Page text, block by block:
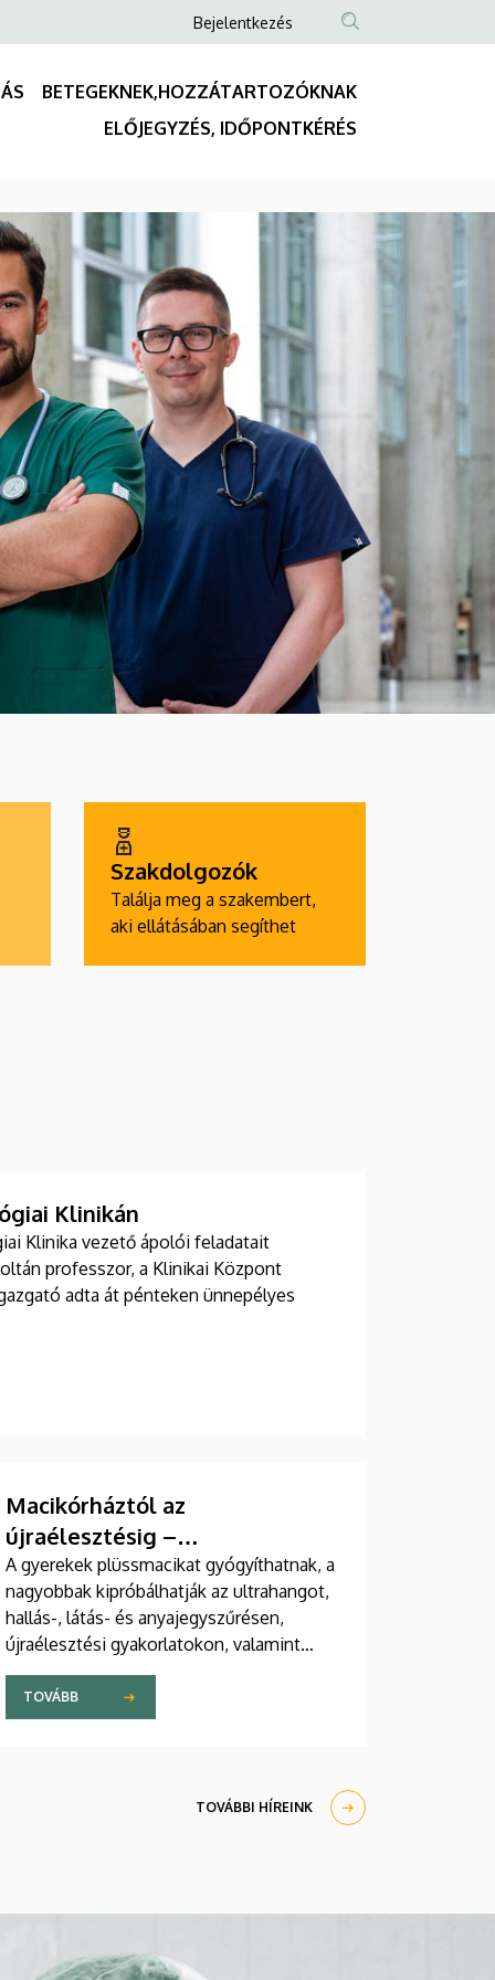
Anonim
fiók
menüje
Bejelentkezés
BETEGEKNEK,HOZZÁTARTOZÓKNAK
ELŐJEGYZÉS, IDŐPONTKÉRÉS
Szakdolgozók
Találja meg a szakembert,
aki ellátásában segíthet
Klinikán
Klinika vezető ápolói feladatait
professzor, a Klinikai Központ
adta át pénteken ünnepélyes
Macikórháztól az
újraélesztésig –
egészségprogramok a
Campuson
A gyerekek plüssmacikat gyógyíthatnak, a
nagyobbak kipróbálhatják az ultrahangot,
hallás-, látás- és anyajegyszűrésen,
újraélesztési gyakorlatokon, valamint
zeneterápiás és a mentális egészséget
támogató prevenciós foglalkozásokon is
részt vehetnek a július 22-én kezdődő
Általános Orvostudományi Kar sokszínű
Terápiás Központban.
TOVÁBB
TOVÁBBI HÍREINK